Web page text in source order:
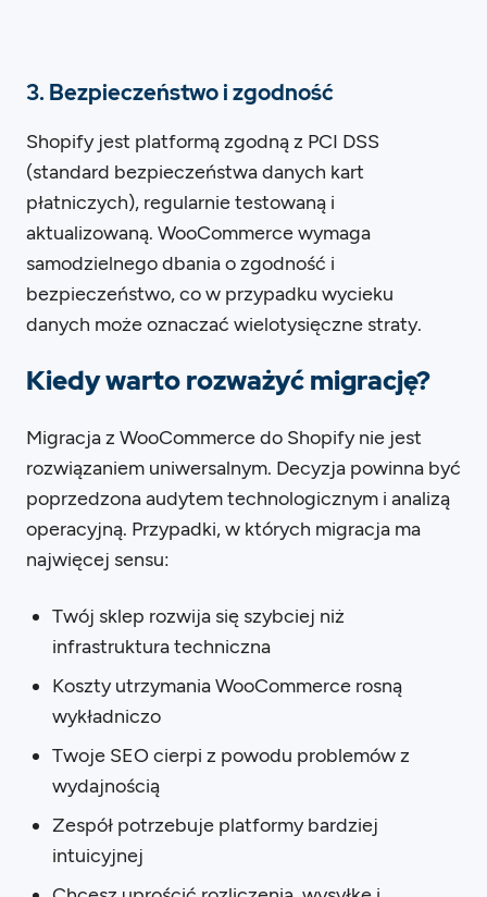
3. Bezpieczeństwo i zgodność
Shopify jest platformą zgodną z PCI DSS
(standard bezpieczeństwa danych kart
płatniczych), regularnie testowaną i
aktualizowaną. WooCommerce wymaga
samodzielnego dbania o zgodność i
bezpieczeństwo, co w przypadku wycieku
danych może oznaczać wielotysięczne straty.
Kiedy warto rozważyć migrację?
Migracja z WooCommerce do Shopify nie jest
rozwiązaniem uniwersalnym. Decyzja powinna być
poprzedzona audytem technologicznym i analizą
operacyjną. Przypadki, w których migracja ma
najwięcej sensu:
Twój sklep rozwija się szybciej niż
infrastruktura techniczna
Koszty utrzymania WooCommerce rosną
wykładniczo
Twoje SEO cierpi z powodu problemów z
wydajnością
Zespół potrzebuje platformy bardziej
intuicyjnej